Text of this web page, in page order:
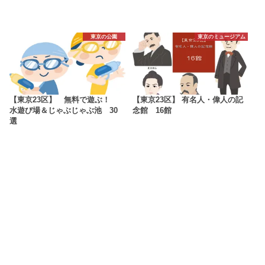
東京の公園
【東京23区】 無料で遊ぶ！
水遊び場＆じゃぶじゃぶ池 30
選
東京のミュージアム
【東京23区】 有名人・偉人の記
念館 16館